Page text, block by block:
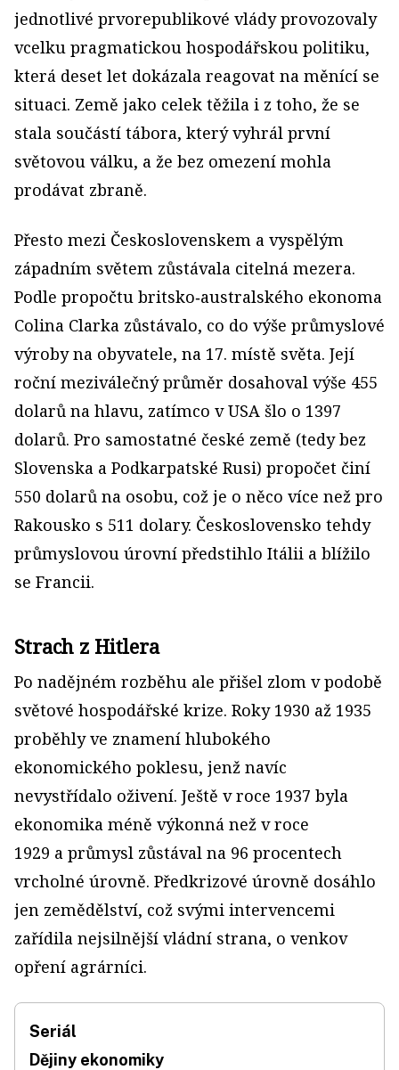
jednotlivé prvorepublikové vlády provozovaly
vcelku pragmatickou hospodářskou politiku,
která deset let dokázala reagovat na měnící se
situaci. Země jako celek těžila i z toho, že se
stala součástí tábora, který vyhrál první
světovou válku, a že bez omezení mohla
prodávat zbraně.
Přesto mezi Československem a vyspělým
západním světem zůstávala citelná mezera.
Podle propočtu britsko‑australského ekonoma
Colina Clarka zůstávalo, co do výše průmyslové
výroby na obyvatele, na 17. místě světa. Její
roční meziválečný průměr dosahoval výše 455
dolarů na hlavu, zatímco v USA šlo o 1397
dolarů. Pro samostatné české země (tedy bez
Slovenska a Podkarpatské Rusi) propočet činí
550 dolarů na osobu, což je o něco více než pro
Rakousko s 511 dolary. Československo tehdy
průmyslovou úrovní předstihlo Itálii a blížilo
se Francii.
Strach z Hitlera
Po nadějném rozběhu ale přišel zlom v podobě
světové hospodářské krize. Roky 1930 až 1935
proběhly ve znamení hlubokého
ekonomického poklesu, jenž navíc
nevystřídalo oživení. Ještě v roce 1937 byla
ekonomika méně výkonná než v roce
1929 a průmysl zůstával na 96 procentech
vrcholné úrovně. Předkrizové úrovně dosáhlo
jen zemědělství, což svými intervencemi
zařídila nejsilnější vládní strana, o venkov
opření agrárníci.
Seriál
Dějiny ekonomiky